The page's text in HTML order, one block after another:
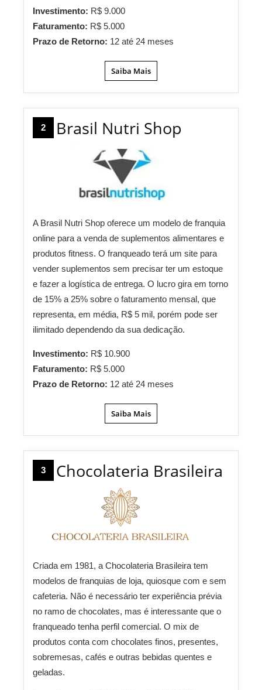
Investimento: R$ 9.000
Faturamento: R$ 5.000
Prazo de Retorno: 12 até 24 meses
Saiba Mais
2 Brasil Nutri Shop
A Brasil Nutri Shop oferece um modelo de franquia
online para a venda de suplementos alimentares e
produtos fitness. O franqueado terá um site para
vender suplementos sem precisar ter um estoque
e fazer a logística de entrega. O lucro gira em torno
de 15% a 25% sobre o faturamento mensal, que
representa, em média, R$ 5 mil, porém pode ser
ilimitado dependendo da sua dedicação.
Investimento: R$ 10.900
Faturamento: R$ 5.000
Prazo de Retorno: 12 até 24 meses
Saiba Mais
3 Chocolateria Brasileira
Criada em 1981, a Chocolateria Brasileira tem
modelos de franquias de loja, quiosque com e sem
cafeteria. Não é necessário ter experiência prévia
no ramo de chocolates, mas é interessante que o
franqueado tenha perfil comercial. O mix de
produtos conta com chocolates finos, presentes,
sobremesas, cafés e outras bebidas quentes e
geladas.